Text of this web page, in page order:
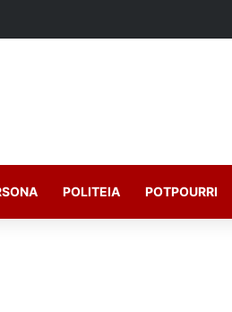
POLITEIA POTPOURRI